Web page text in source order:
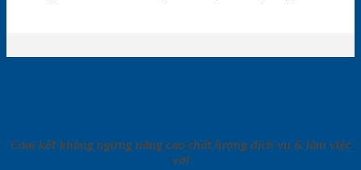
Cam kết không ngừng nâng cao chất lượng dịch vụ & làm việc
với